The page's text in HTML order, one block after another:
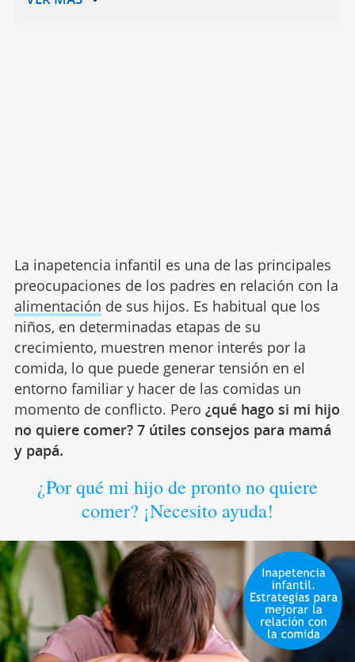
La inapetencia infantil es una de las principales
preocupaciones de los padres en relación con la
alimentación de sus hijos. Es habitual que los
niños, en determinadas etapas de su
crecimiento, muestren menor interés por la
comida, lo que puede generar tensión en el
entorno familiar y hacer de las comidas un
momento de conflicto. Pero ¿qué hago si mi hijo
no quiere comer? 7 útiles consejos para mamá
y papá.
¿Por qué mi hijo de pronto no quiere
comer? ¡Necesito ayuda!